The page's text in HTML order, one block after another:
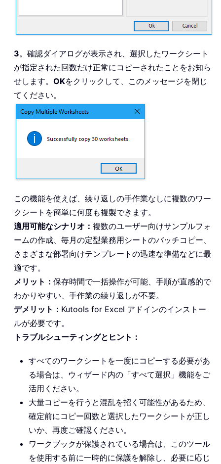
3。確認ダイアログが表示され、選択したワークシート
が指定された回数だけ正常にコピーされたことをお知ら
せします。 OKをクリックして、このメッセージを閉じ
てください。
この機能を使えば、繰り返しの手作業なしに複数のワー
クシートを簡単に何度も複製できます。
適用可能なシナリオ： 複数のユーザー向けサンプルフォ
ームの作成、毎月の定型業務用シートのバッチコピー、
さまざまな部署向けテンプレートの迅速な準備などに最
適です。
メリット： 保存時間で一括操作が可能、手順が直感的で
わかりやすい、手作業の繰り返しが不要。
デメリット： Kutools for Excel アドインのインストー
ルが必要です。
トラブルシューティングとヒント：
すべてのワークシートを一度にコピーする必要があ
る場合は、ウィザード内の「すべて選択」機能をご
活用ください。
大量コピーを行うと混乱を招く可能性があるため、
確定前にコピー回数と選択したワークシートが正し
いか、再度ご確認ください。
ワークブックが保護されている場合は、このツール
を使用する前に一時的に保護を解除し、必要に応じ